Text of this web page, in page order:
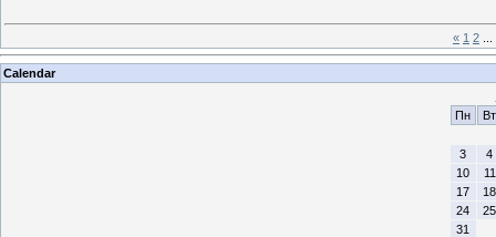
« 1 2
Calendar
Пн
Вт
3
4
10
11
17
18
24
25
31